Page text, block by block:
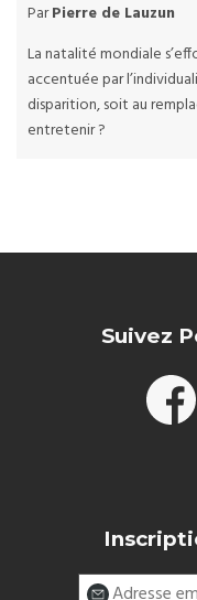
ParPierre de Lauzun
La natalité mondiale
accentuée par
disparition, soit au
entretenir ?
Suivez